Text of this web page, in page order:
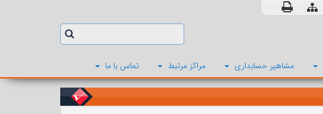
مشاهیر حسابداری مراکز مرتبط تماس با ما